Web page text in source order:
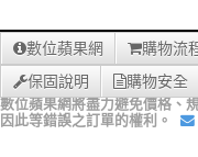
數位蘋果網 購物流
保固說明
購物安全
數位蘋果網將盡力避免價格、
因此等錯誤之訂單的權利。